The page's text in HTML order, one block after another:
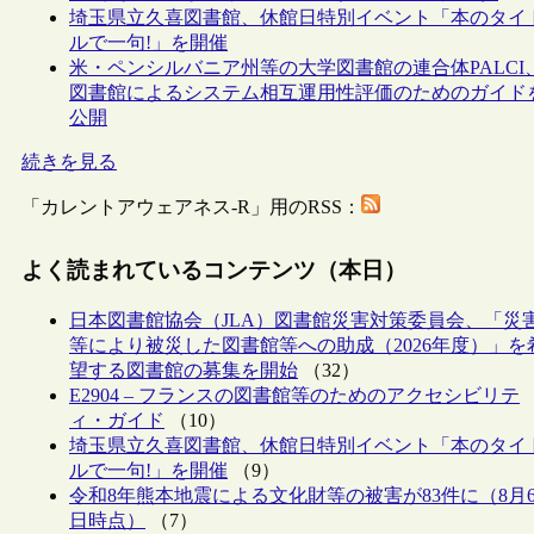
埼玉県立久喜図書館、休館日特別イベント「本のタイ
ルで一句!」を開催
米・ペンシルバニア州等の大学図書館の連合体PALCI、
図書館によるシステム相互運用性評価のためのガイド
公開
続きを見る
「カレントアウェアネス-R」用のRSS：
よく読まれているコンテンツ（本日）
日本図書館協会（JLA）図書館災害対策委員会、「災
等により被災した図書館等への助成（2026年度）」を
望する図書館の募集を開始 （32）
E2904 – フランスの図書館等のためのアクセシビリテ
ィ・ガイド
（10）
埼玉県立久喜図書館、休館日特別イベント「本のタイ
ルで一句!」を開催 （9）
令和8年熊本地震による文化財等の被害が83件に（8月
日時点）
（7）